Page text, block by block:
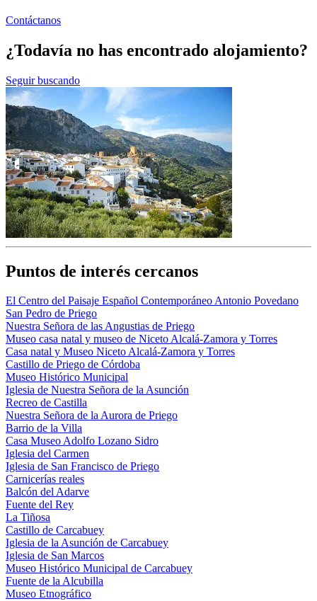
Contáctanos
¿Todavía no has encontrado alojamiento?
Seguir buscando
Puntos de interés cercanos
El Centro del Paisaje Español Contemporáneo Antonio Povedano
San Pedro de Priego
Nuestra Señora de las Angustias de Priego
Museo casa natal y museo de Niceto Alcalá-Zamora y Torres
Casa natal y Museo Niceto Alcalá-Zamora y Torres
Castillo de Priego de Córdoba
Museo Histórico Municipal
Iglesia de Nuestra Señora de la Asunción
Recreo de Castilla
Nuestra Señora de la Aurora de Priego
Barrio de la Villa
Casa Museo Adolfo Lozano Sidro
Iglesia del Carmen
Iglesia de San Francisco de Priego
Carnicerías reales
Balcón del Adarve
Fuente del Rey
La Tiñosa
Castillo de Carcabuey
Iglesia de la Asunción de Carcabuey
Iglesia de San Marcos
Museo Histórico Municipal de Carcabuey
Fuente de la Alcubilla
Museo Etnográfico